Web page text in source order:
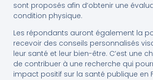
sont proposés afin d’obtenir une
condition physique.
Les répondants auront également la
recevoir des conseils personnalisés
leur santé et leur bien-être. C’est une
de contribuer à une recherche qui
impact positif sur la santé publique en